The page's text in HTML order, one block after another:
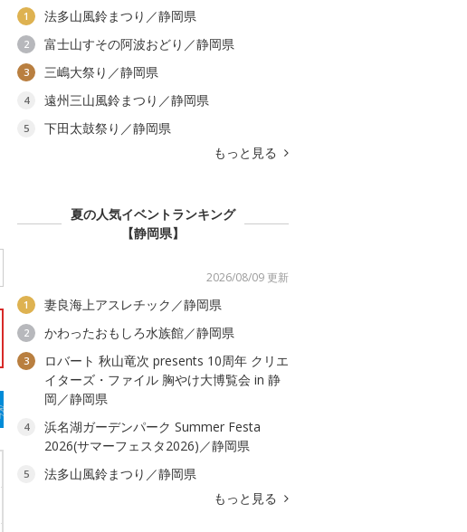
1 法多山風鈴まつり／静岡県
2 富士山すその阿波おどり／静岡県
3 三嶋大祭り／静岡県
4 遠州三山風鈴まつり／静岡県
5
下田太鼓祭り／静岡県
もっと見る
夏の人気イベントランキング
【静岡県】
2026/08/09 更新
1 妻良海上アスレチック／静岡県
2 かわったおもしろ水族館／静岡県
3
ロバート 秋山竜次 presents 10周年 クリエ
イターズ・ファイル 胸やけ大博覧会 in 静
岡／静岡県
4
浜名湖ガーデンパーク Summer Festa
2026(サマーフェスタ2026)／静岡県
5
法多山風鈴まつり／静岡県
もっと見る